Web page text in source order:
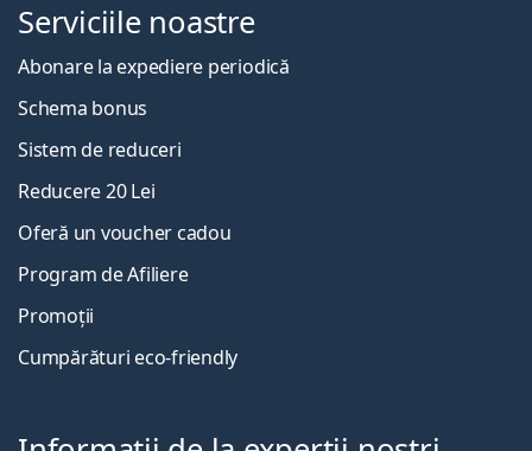
Serviciile noastre
Abonare la expediere periodică
Schema bonus
Sistem de reduceri
Reducere 20 Lei
Oferă un voucher cadou
Program de Afiliere
Promoții
Cumpărături eco-friendly